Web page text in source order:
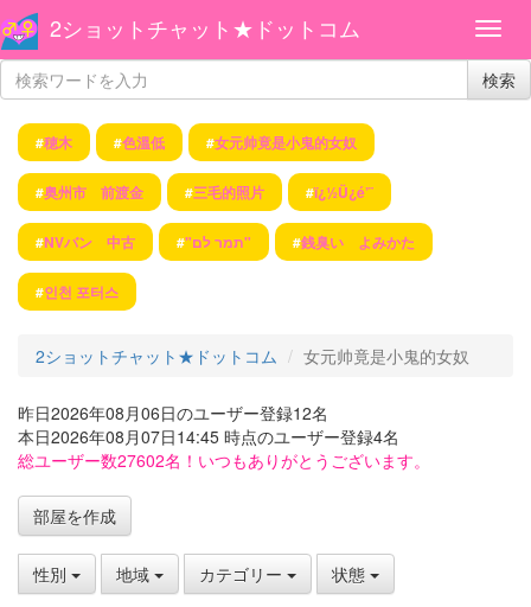
2ショットチャット★ドットコム
検索
#穂木 #色溫低 #女元帅竟是小鬼的女奴
#奥州市 前渡金 #三毛的照片 #ï¿½Ü¿é’¨
#NVバン 中古 # "תמר לם" #銭臭い よみかた
#인천 포터스
2ショットチャット★ドットコム 女元帅竟是小鬼的女奴
昨日2026年08月06日のユーザー登録12名
本日2026年08月07日14:45 時点のユーザー登録4名
総ユーザー数27602名！いつもありがとうございます。
部屋を作成
性別 地域 カテゴリー 状態